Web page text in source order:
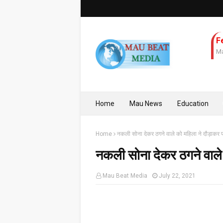
Home Mau News Education
Home नकली सोना देकर ठगने वाले को महिला ने दौड़ाकर
नकली सोना देकर ठगने
Mau Beat Media July 22, 2021